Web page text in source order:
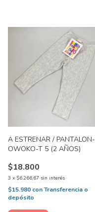
A ESTRENAR / PANTALON-
OWOKO-T 5 (2 AÑOS)
$18.800
3 x $6.266,67 sin interés
$15.980 conTransferencia o
depósito